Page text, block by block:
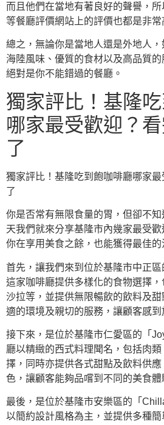
而且他們在當地有著良好的聲譽，
等餐廳評價網站上的評價也都是非常
總之，無論你是當地人還是外地人
海陸風味、優質的食材以及高品質
絕對是你不能錯過的餐廳。
獨家評比！基隆
哪家最受歡迎？
了
獨家評比！基隆吃到飽咖啡廳哪家
了
你是否常有無限食量的胃，但卻不
天我們就來分享基隆市內幾家最受
你在享用美食之餘，也能獲得最佳的
首先，讓我們來到位於基隆市中正區
這家咖啡廳提供多樣化的食物選擇，
沙拉等，並提供無限暢飲的飲料及
適的環境及親切的服務，讓顧客感到
接下來，是位於基隆市仁愛區的「
廳以精緻的西式料理聞名，包括肉
擇，同時亦提供各式甜點及飲料供
色，讓顧客能夠品嚐到不同的美食體
最後，是位於基隆市安樂區的「
以簡約設計風格為主，並提供多種簡